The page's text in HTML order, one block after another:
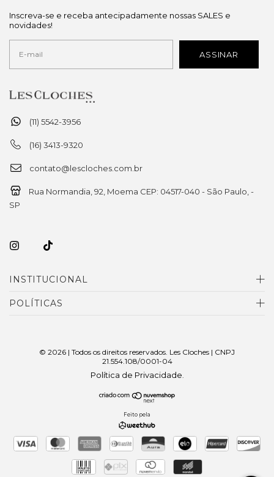
(11) 5542-3956
(16) 3413-9320
contato@lescloches.com.br
Rua Normandia, 92, Moema CEP: 04517-040 - São Paulo, -
SP
INSTITUCIONAL
POLÍTICAS
Inscreva-se e receba antecipadamente nossas SALES e
novidades!
© 2026 | Todos os direitos reservados. Les Cloches | CNPJ
21.554.108/0001-04
Política de Privacidade
Feito pela